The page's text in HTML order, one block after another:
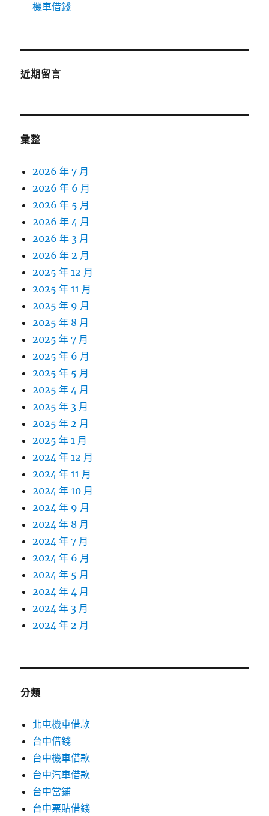
機車借錢
近期留言
彙整
2026 年 7 月
2026 年 6 月
2026 年 5 月
2026 年 4 月
2026 年 3 月
2026 年 2 月
2025 年 12 月
2025 年 11 月
2025 年 9 月
2025 年 8 月
2025 年 7 月
2025 年 6 月
2025 年 5 月
2025 年 4 月
2025 年 3 月
2025 年 2 月
2025 年 1 月
2024 年 12 月
2024 年 11 月
2024 年 10 月
2024 年 9 月
2024 年 8 月
2024 年 7 月
2024 年 6 月
2024 年 5 月
2024 年 4 月
2024 年 3 月
2024 年 2 月
分類
北屯機車借款
台中借錢
台中機車借款
台中汽車借款
台中當鋪
台中票貼借錢